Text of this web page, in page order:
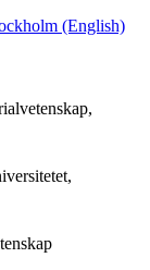
(English)